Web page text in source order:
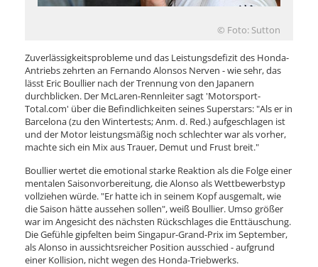
© Foto: Sutton
Zuverlässigkeitsprobleme und das Leistungsdefizit des Honda-
Antriebs zehrten an Fernando Alonsos Nerven - wie sehr, das
lässt Eric Boullier nach der Trennung von den Japanern
durchblicken. Der McLaren-Rennleiter sagt 'Motorsport-
Total.com' über die Befindlichkeiten seines Superstars: "Als er in
Barcelona (zu den Wintertests; Anm. d. Red.) aufgeschlagen ist
und der Motor leistungsmäßig noch schlechter war als vorher,
machte sich ein Mix aus Trauer, Demut und Frust breit."
Boullier wertet die emotional starke Reaktion als die Folge einer
mentalen Saisonvorbereitung, die Alonso als Wettbewerbstyp
vollziehen würde. "Er hatte ich in seinem Kopf ausgemalt, wie
die Saison hätte aussehen sollen", weiß Boullier. Umso größer
war im Angesicht des nächsten Rückschlages die Enttäuschung.
Die Gefühle gipfelten beim Singapur-Grand-Prix im September,
als Alonso in aussichtsreicher Position ausschied - aufgrund
einer Kollision, nicht wegen des Honda-Triebwerks.